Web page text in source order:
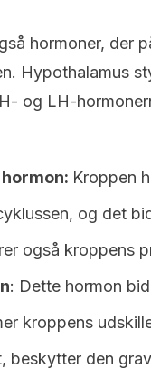
hormoner, der
Hypothalamus
og LH-
Kroppen
og det
også kroppens
: Dette hormon
kroppens
den